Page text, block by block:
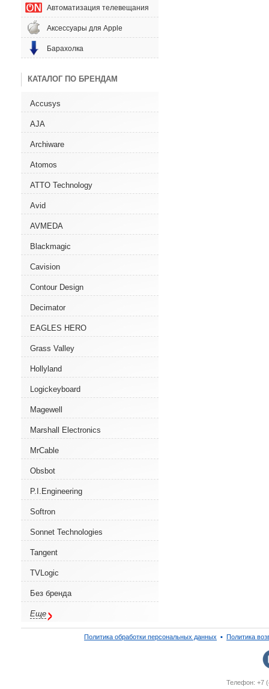
Автоматизация телевещания
Аксессуары для Apple
Барахолка
КАТАЛОГ ПО БРЕНДАМ
Accusys
AJA
Archiware
Atomos
ATTO Technology
Avid
AVMEDA
Blackmagic
Cavision
Contour Design
Decimator
EAGLES HERO
Grass Valley
Hollyland
Logickeyboard
Magewell
Marshall Electronics
MrCable
Obsbot
P.I.Engineering
Softron
Sonnet Technologies
Tangent
TVLogic
Без бренда
Еще
Политика обработки персональных данных ▪ Политика
Телефон: +7